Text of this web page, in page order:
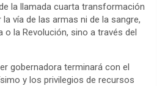
la llamada cuarta transformación
vía de las armas ni de la sangre,
o la Revolución, sino a través del
gobernadora terminará con el
y los privilegios de recursos